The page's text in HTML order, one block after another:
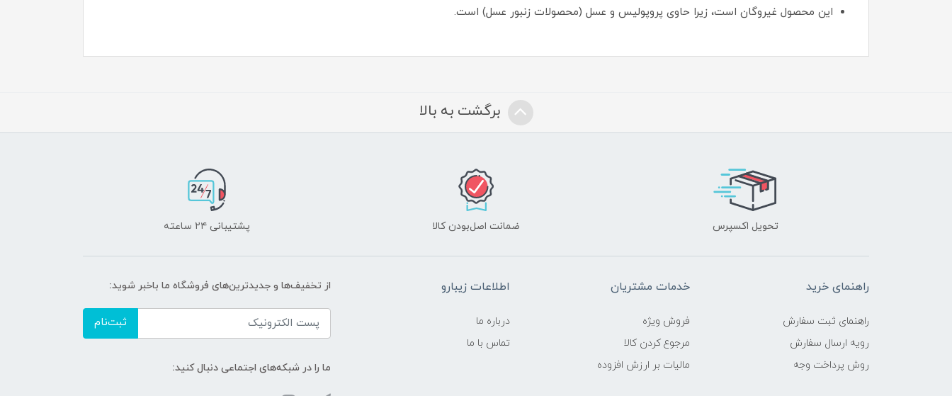
این محصول غیروگان است، زیرا حاوی پروپولیس و عسل (محصولات زنبور عسل) است.
برگشت به بالا
تحویل اکسپرس ضمانت اصل‌بودن کالا پشتیبانی ۲۴ ساعته
راهنمای خرید
راهنمای ثبت سفارش
رویه ارسال سفارش
روش پرداخت وجه
خدمات مشتریان
فروش ویژه
مرجوع کردن کالا
مالیات بر ارزش افزوده
اطلاعات زیبارو
درباره ما
تماس با ما
از تخفیف‌ها و جدیدترین‌های فروشگاه ما باخبر شوید:
ثبت‌نام
ما را در شبکه‌های اجتماعی دنبال کنید: